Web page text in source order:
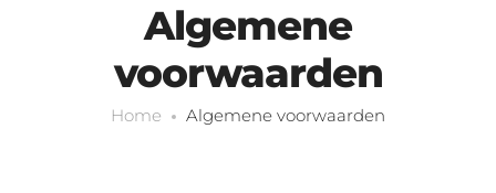
Algemene
voorwaarden
Home Algemene voorwaarden